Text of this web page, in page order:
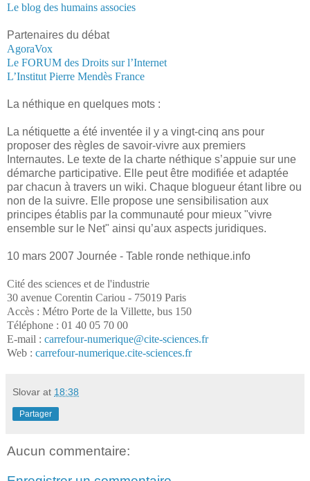
Le blog des humains associes
Partenaires du débat
AgoraVox
Le FORUM des Droits sur l’Internet
L’Institut Pierre Mendès France
La néthique en quelques mots :
La nétiquette a été inventée il y a vingt-cinq ans pour
proposer des règles de savoir-vivre aux premiers
Internautes. Le texte de la charte néthique s’appuie sur une
démarche participative. Elle peut être modifiée et adaptée
par chacun à travers un wiki. Chaque blogueur étant libre ou
non de la suivre. Elle propose une sensibilisation aux
principes établis par la communauté pour mieux "vivre
ensemble sur le Net" ainsi qu’aux aspects juridiques.
10 mars 2007 Journée - Table ronde nethique.info
Cité des sciences et de l'industrie
30 avenue Corentin Cariou - 75019 Paris
Accès : Métro Porte de la Villette, bus 150
Téléphone : 01 40 05 70 00
E-mail : carrefour-numerique@cite-sciences.fr
Web : carrefour-numerique.cite-sciences.fr
Slovar at 18:38
Partager
Aucun commentaire: